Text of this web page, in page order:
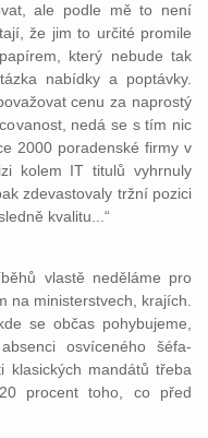
ale podle mě to není
že jim to určité promile
který nebude tak
nabídky a poptávky.
cenu za naprostý
nedá se s tím nic
2000 poradenské firmy v
kolem IT titulů vyhrnuly
zdevastovaly tržní pozici
kvalitu...“
vlastě neděláme pro
na ministerstvech, krajích.
se občas pohybujeme,
osvíceného šéfa-
klasických mandátů třeba
procent toho, co před